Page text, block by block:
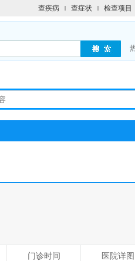
查疾病 查症状 检查项目
门诊时间 医院详图